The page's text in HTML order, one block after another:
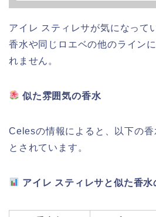
アイレ スティレサが気になって
香水や同じロエベの他のライン
れません。
似た雰囲気の香水
Celesの情報によると、以下の
とされています。
アイレ スティレサと似た香水